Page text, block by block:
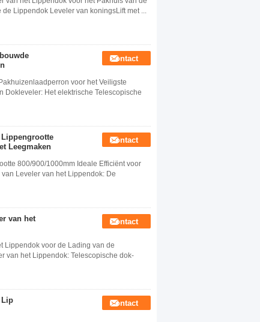
Lippendok Leveler van koningsLift met ...
Contact
voor het Veiligste
Dokleveler: Het elektrische Telescopische
Leegmaken
Contact
800/900/1000mm Ideale Efficiënt voor
Leveler van het Lippendok: De
van het
Contact
Lippendok voor de Lading van de
van het Lippendok: Telescopische dok-
Lip
Contact